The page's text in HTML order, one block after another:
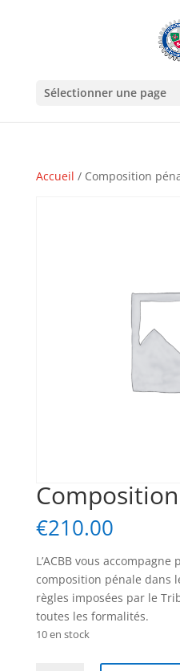
Sélectionner une page
Accueil / Composition
€210.00
L’ACBB vous
composition pénale dans
règles imposées par le
toutes les formalités.
10 en stock